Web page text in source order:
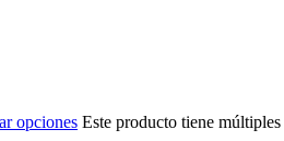
opciones Este producto tiene